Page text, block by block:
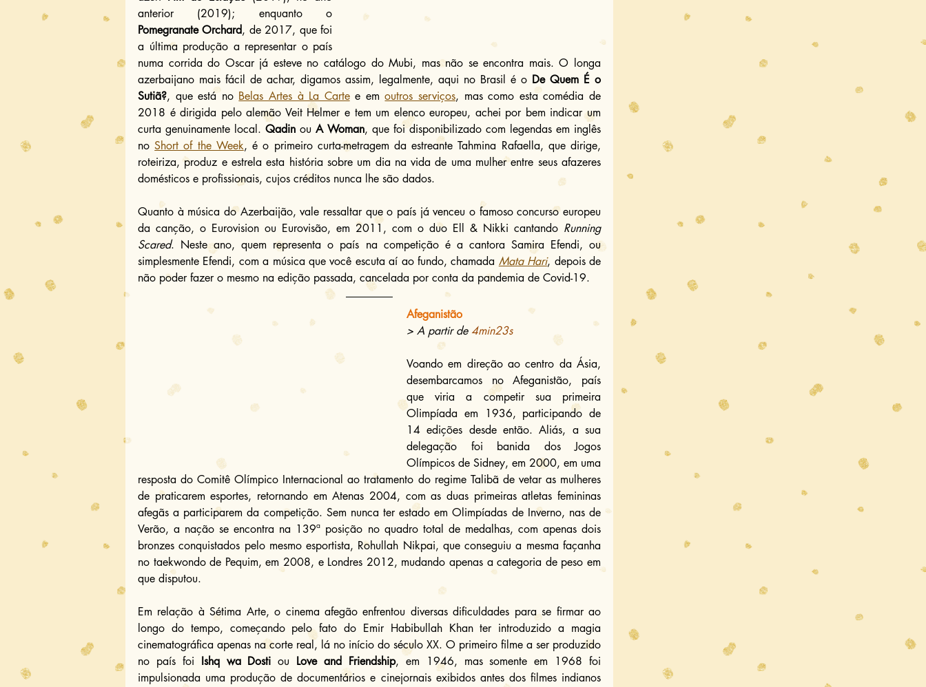
Pomegranate Orchard, de 2017, que foi
a última produção a representar o país
numa corrida do Oscar já esteve no catálogo do Mubi, mas não se encontra mais. O longa
azerbaijano mais fácil de achar, digamos assim, legalmente, aqui no Brasil é o De Quem É o
Sutiã?, que está no Belas Artes à La Carte e em outros serviços, mas como esta comédia de
2018 é dirigida pelo alemão Veit Helmer e tem um elenco europeu, achei por bem indicar um
curta genuinamente local. Qadin ou A Woman, que foi disponibilizado com legendas em inglês
no Short of the Week, é o primeiro curta-metragem da estreante Tahmina Rafaella, que dirige,
roteiriza, produz e estrela esta história sobre um dia na vida de uma mulher entre seus afazeres
domésticos e profissionais, cujos créditos nunca lhe são dados.
Quanto à música do Azerbaijão, vale ressaltar que o país já venceu o famoso concurso europeu
da canção, o Eurovision ou Eurovisão, em 2011, com o duo Ell & Nikki cantando Running
Scared. Neste ano, quem representa o país na competição é a cantora Samira Efendi, ou
simplesmente Efendi, com a música que você escuta aí ao fundo, chamada Mata Hari, depois de
não poder fazer o mesmo na edição passada, cancelada por conta da pandemia de Covid-19.
Afeganistão
> A partir de 4min23s
Voando em direção ao centro da Ásia,
desembarcamos no Afeganistão, país
que viria a competir sua primeira
Olimpíada em 1936, participando de
14 edições desde então. Aliás, a sua
delegação foi banida dos Jogos
Olímpicos de Sidney, em 2000, em uma
resposta do Comitê Olímpico Internacional ao tratamento do regime Talibã de vetar as mulheres
de praticarem esportes, retornando em Atenas 2004, com as duas primeiras atletas femininas
afegãs a participarem da competição. Sem nunca ter estado em Olimpíadas de Inverno, nas de
Verão, a nação se encontra na 139ª posição no quadro total de medalhas, com apenas dois
bronzes conquistados pelo mesmo esportista, Rohullah Nikpai, que conseguiu a mesma façanha
no taekwondo de Pequim, em 2008, e Londres 2012, mudando apenas a categoria de peso em
que disputou.
Em relação à Sétima Arte, o cinema afegão enfrentou diversas dificuldades para se firmar ao
longo do tempo, começando pelo fato do Emir Habibullah Khan ter introduzido a magia
cinematográfica apenas na corte real, lá no início do século XX. O primeiro filme a ser produzido
no país foi Ishq wa Dosti ou Love and Friendship, em 1946, mas somente em 1968 foi
impulsionada uma produção de documentários e cinejornais exibidos antes dos filmes indianos